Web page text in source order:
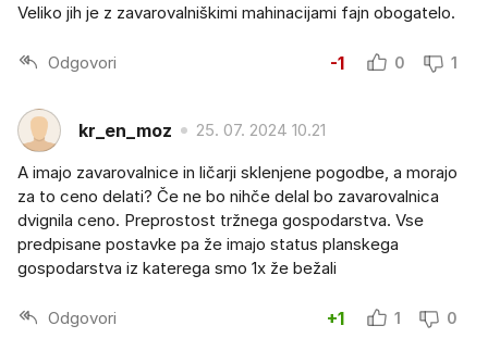
Veliko jih je z zavarovalniškimi mahinacijami fajn obogatelo.
Odgovori -1 0 1
kr_en_moz 25. 07. 2024 10.21
A imajo zavarovalnice in ličarji sklenjene pogodbe, a morajo
za to ceno delati? Če ne bo nihče delal bo zavarovalnica
dvignila ceno. Preprostost tržnega gospodarstva. Vse
predpisane postavke pa že imajo status planskega
gospodarstva iz katerega smo 1x že bežali
Odgovori +1 1 0